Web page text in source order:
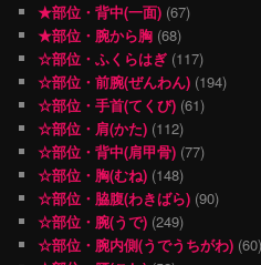
★部位・背中(一面) (67)
★部位・腕から胸 (68)
☆部位・ふくらはぎ (117)
☆部位・前腕(ぜんわん) (194)
☆部位・手首(てくび) (61)
☆部位・肩(かた) (112)
☆部位・背中(肩甲骨) (77)
☆部位・胸(むね) (148)
☆部位・脇腹(わきばら) (90)
☆部位・腕(うで) (249)
☆部位・腕内側(うでうちがわ) (60)